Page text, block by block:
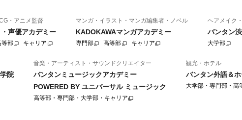
・アニメ監督
声優アカデミー
等部 キャリア
マンガ・イラスト・マンガ編集者・ノベル
KADOKAWAマンガアカデミー
専門部 高等部 キャリア
ヘアメイク
バンタン
大学部
院
音楽・アーティスト・サウンドクリエイター
バンタンミュージックアカデミー
POWERED BY ユニバーサル ミュージック
高等部・専門部・大学部・キャリア
観光・ホテル
バンタン外語＆
大学部・専門部・高